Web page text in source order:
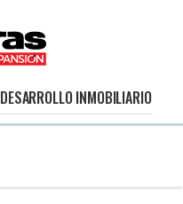
DESARROLLO INMOBILIARIO